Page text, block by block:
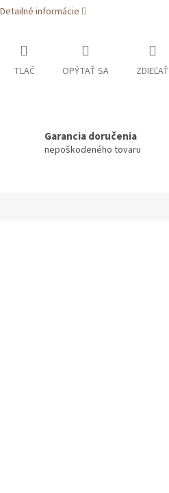
Detailné informácie
TLAČ OPÝTAŤ SA ZDIEĽAŤ
Garancia doručenia
nepoškodeného tovaru